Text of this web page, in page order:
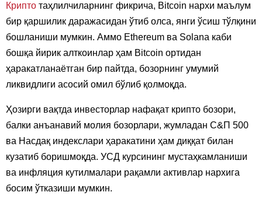
Крипто таҳлилчиларнинг фикрича, Bitcoin нархи маълум
бир қаршилик даражасидан ўтиб олса, янги ўсиш тўлқини
бошланиши мумкин. Аммо Ethereum ва Solana каби
бошқа йирик алткоинлар ҳам Bitcoin ортидан
ҳаракатланаётган бир пайтда, бозорнинг умумий
ликвидлиги асосий омил бўлиб қолмоқда.
Ҳозирги вақтда инвесторлар нафақат крипто бозори,
балки анъанавий молия бозорлари, жумладан С&П 500
ва Насдақ индекслари ҳаракатини ҳам диққат билан
кузатиб боришмоқда. УСД курсининг мустаҳкамланиши
ва инфляция кутилмалари рақамли активлар нархига
босим ўтказиши мумкин.